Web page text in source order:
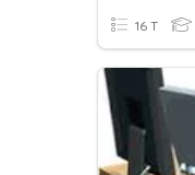
16 T